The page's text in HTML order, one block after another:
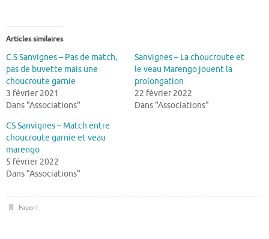
Articles similaires
C.S Sanvignes – Pas de match,
pas de buvette mais une
choucroute garnie
3 février 2021
Dans "Associations"
Sanvignes – La choucroute et
le veau Marengo jouent la
prolongation
22 février 2022
Dans "Associations"
CS Sanvignes – Match entre
choucroute garnie et veau
marengo
5 février 2022
Dans "Associations"
Favori.